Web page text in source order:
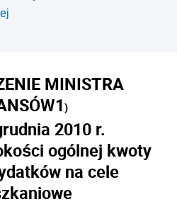
MINISTRA
1)
2010 r.
ogólnej kwoty
na cele